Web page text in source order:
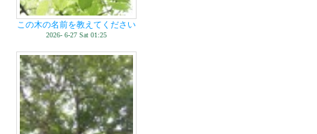
この木の名前を教えてください
2026- 6-27 Sat 01:25